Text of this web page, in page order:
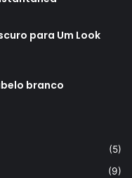
para Um Look
branco
(5)
(9)